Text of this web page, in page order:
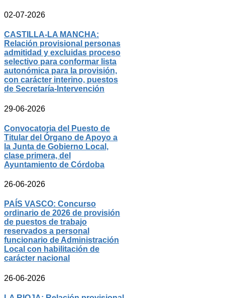
02-07-2026
CASTILLA-LA MANCHA:
Relación provisional personas
admitidad y excluidas proceso
selectivo para conformar lista
autonómica para la provisión,
con carácter interino, puestos
de Secretaría-Intervención
29-06-2026
Convocatoria del Puesto de
Titular del Órgano de Apoyo a
la Junta de Gobierno Local,
clase primera, del
Ayuntamiento de Córdoba
26-06-2026
PAÍS VASCO: Concurso
ordinario de 2026 de provisión
de puestos de trabajo
reservados a personal
funcionario de Administración
Local con habilitación de
carácter nacional
26-06-2026